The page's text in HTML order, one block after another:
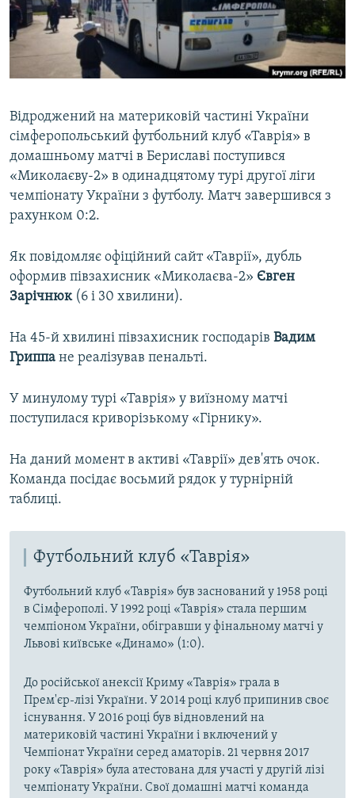
ВІДЕОУРОКИ «ELIFBE»
СВІДЧЕННЯ ОКУПАЦІЇ
УКРАЇНСЬКА ПРОБЛЕМА КРИМУ
Русский
Qırımtatar
Усі сайти RFE/RL
Відроджений на материковій частині України
сімферопольський футбольний клуб «Таврія» в
домашньому матчі в Бериславі поступився
«Миколаєву-2» в одинадцятому турі другої ліги
чемпіонату України з футболу. Матч завершився з
рахунком 0:2.
Як повідомляє офіційний сайт «Таврії», дубль
оформив півзахисник «Миколаєва-2» Євген
Зарічнюк(6 і 30 хвилини).
На 45-й хвилині півзахисник господарів Вадим
Гриппа не реалізував пенальті.
У минулому турі «Таврія» у виїзному матчі
поступилася криворізькому «Гірнику».
На даний момент в активі «Таврії» дев'ять очок.
Команда посідає восьмий рядок у турнірній
таблиці.
Футбольний клуб «Таврія»
Футбольний клуб «Таврія» був заснований у 1958 році
в Сімферополі. У 1992 році «Таврія» стала першим
чемпіоном України, обігравши у фінальному матчі у
Львові київське «Динамо» (1:0).
До російської анексії Криму «Таврія» грала в
Прем'єр-лізі України. У 2014 році клуб припинив своє
існування. У 2016 році був відновлений на
материковій частині України і включений у
Чемпіонат України серед аматорів. 21 червня 2017
року «Таврія» була атестована для участі у другій лізі
чемпіонату України. Свої домашні матчі команда